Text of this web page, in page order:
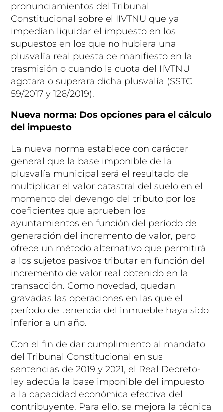
pronunciamientos del Tribunal
Constitucional sobre el IIVTNU que ya
impedían liquidar el impuesto en los
supuestos en los que no hubiera una
plusvalía real puesta de manifiesto en la
trasmisión o cuando la cuota del IIVTNU
agotara o superara dicha plusvalía (SSTC
59/2017 y 126/2019).
Nueva norma: Dos opciones para el cálculo
del impuesto
La nueva norma establece con carácter
general que la base imponible de la
plusvalía municipal será el resultado de
multiplicar el valor catastral del suelo en el
momento del devengo del tributo por los
coeficientes que aprueben los
ayuntamientos en función del período de
generación del incremento de valor, pero
ofrece un método alternativo que permitirá
a los sujetos pasivos tributar en función del
incremento de valor real obtenido en la
transacción. Como novedad, quedan
gravadas las operaciones en las que el
período de tenencia del inmueble haya sido
inferior a un año.
Con el fin de dar cumplimiento al mandato
del Tribunal Constitucional en sus
sentencias de 2019 y 2021, el Real Decreto-
ley adecúa la base imponible del impuesto
a la capacidad económica efectiva del
contribuyente. Para ello, se mejora la técnica